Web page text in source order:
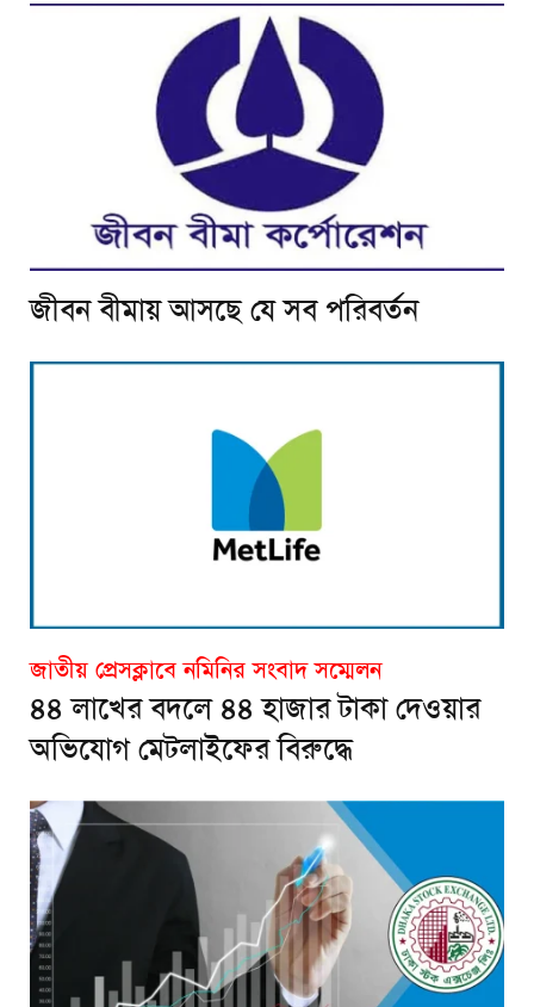
জীবন বীমায় আসছে যে সব পরিবর্তন
জাতীয় প্রেসক্লাবে নমিনির সংবাদ সম্মেলন
৪৪ লাখের বদলে ৪৪ হাজার টাকা দেওয়ার
অভিযোগ মেটলাইফের বিরুদ্ধে